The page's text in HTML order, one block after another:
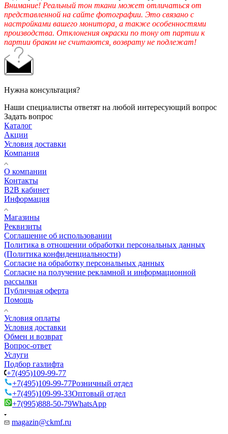
Внимание! Реальный тон ткани может отличаться от
представленной на сайте фотографии. Это связано с
настройками вашего монитора, а также особенностями
производства. Отклонения окраски по тону от партии к
партии браком не считаются, возврату не подлежат!
Нужна консультация?
Наши специалисты ответят на любой интересующий вопрос
Задать вопрос
Каталог
Акции
Условия доставки
Компания
О компании
Контакты
B2B кабинет
Информация
Магазины
Реквизиты
Соглашение об использовании
Политика в отношении обработки персональных данных
(Политика конфиденциальности)
Согласие на обработку персональных данных
Согласие на получение рекламной и информационной
рассылки
Публичная оферта
Помощь
Условия оплаты
Условия доставки
Обмен и возврат
Вопрос-ответ
Услуги
Подбор газлифта
+7(495)109-99-77
+7(495)109-99-77Розничный отдел
+7(495)109-99-33Оптовый отдел
+7(995)888-50-79WhatsApp
magazin@ckmf.ru